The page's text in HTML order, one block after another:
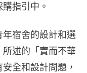
指引中。
宿舍的設計和選
述的「實而不華
全和設計問題，